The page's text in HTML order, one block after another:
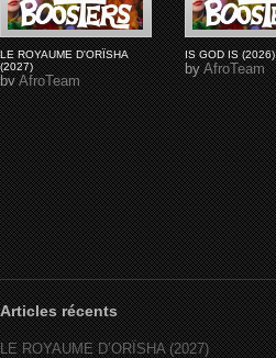
LE ROYAUME D'ORÏSHA
(2027)
byAfroTeam
IS GOD IS (2026)
byAfroTeam
Articles récents
LE ROYAUME D’ORÏSHA (2027)